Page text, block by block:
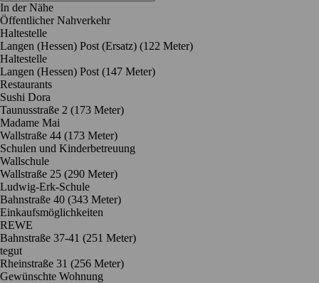
In der Nähe
Öffentlicher Nahverkehr
Haltestelle
Langen (Hessen) Post (Ersatz) (122 Meter)
Haltestelle
Langen (Hessen) Post (147 Meter)
Restaurants
Sushi Dora
Taunusstraße 2 (173 Meter)
Madame Mai
Wallstraße 44 (173 Meter)
Schulen und Kinderbetreuung
Wallschule
Wallstraße 25 (290 Meter)
Ludwig-Erk-Schule
Bahnstraße 40 (343 Meter)
Einkaufsmöglichkeiten
REWE
Bahnstraße 37-41 (251 Meter)
tegut
Rheinstraße 31 (256 Meter)
Gewünschte Wohnung